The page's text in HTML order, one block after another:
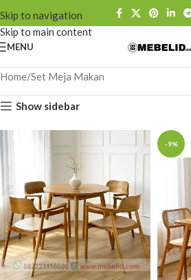
Skip to navigation
Skip to main content
MENU
Home Set Meja Makan
Show sidebar
-9%